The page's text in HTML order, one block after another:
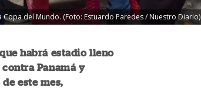
del Mundo. (Foto: Estuardo Paredes / Nuestro Diario)
habrá estadio lleno
Panamá y
de este mes,